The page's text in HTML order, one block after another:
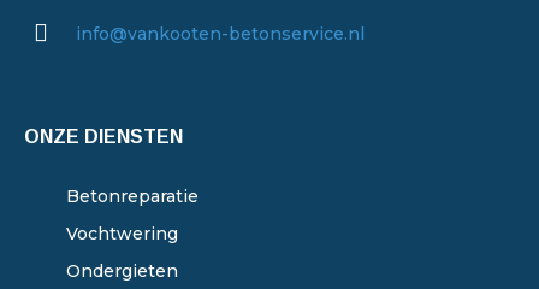
info@vankooten-betonservice.nl
ONZE DIENSTEN
Betonreparatie
Vochtwering
Ondergieten